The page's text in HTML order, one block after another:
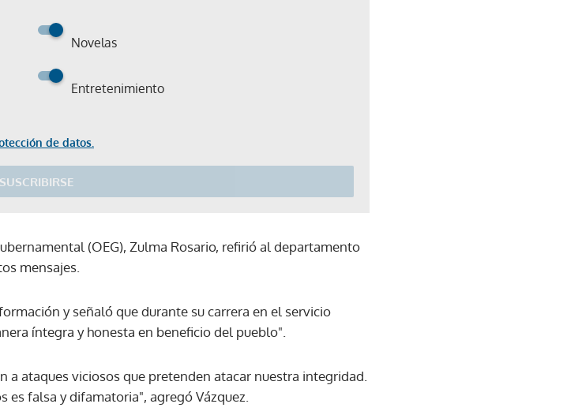
Novelas
Entretenimiento
de datos.
SUSCRIBIRSE
a nuestro boletín.
(OEG), Zulma Rosario, refirió al departamento
mensajes.
y señaló que durante su carrera en el servicio
íntegra y honesta en beneficio del pueblo".
ataques viciosos que pretenden atacar nuestra integridad.
es falsa y difamatoria", agregó Vázquez.